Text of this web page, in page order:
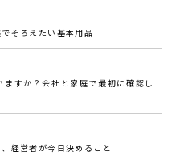
そろえたい基本用品
すか？会社と家庭で最初に確認し
経営者が今日決めること